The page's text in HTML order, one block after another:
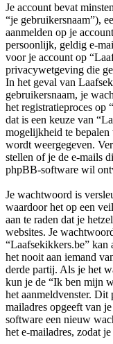
Je account bevat
“je gebruikersnaam”),
aanmelden op je
persoonlijk, geldig e-
voor je account op
privacywetgeving die
In het geval van
gebruikersnaam, je
het registratieproces op
dat is een keuze van
mogelijkheid te
wordt weergegeven.
stellen of je de e-mails
phpBB-software wil
Je wachtwoord is
waardoor het op een
aan te raden dat je
websites. Je
“Laafsekikkers.be” kan
het nooit aan iemand
derde partij. Als je het
kun je de “Ik ben mijn
het aanmeldvenster. Dit
mailadres opgeeft van
software een nieuw
het e-mailadres, zodat